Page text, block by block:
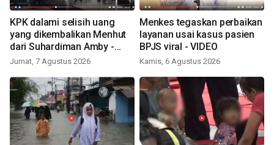
KPK dalami selisih uang
yang dikembalikan Menhut
dari Suhardiman Amby -
VIDEO
Jumat, 7 Agustus 2026
Menkes tegaskan perbaikan
layanan usai kasus pasien
BPJS viral - VIDEO
Kamis, 6 Agustus 2026